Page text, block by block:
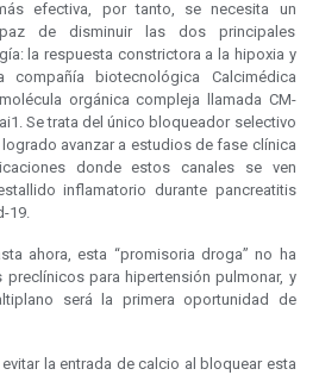
efectiva, por tanto, se necesita un
de disminuir las dos principales
la respuesta constrictora a la hipoxia y
compañía biotecnológica Calcimédica
orgánica compleja llamada CM-
Se trata del único bloqueador selectivo
avanzar a estudios de fase clínica
donde estos canales se ven
inflamatorio durante pancreatitis
19.
ahora, esta “promisoria droga” no ha
para hipertensión pulmonar, y
será la primera oportunidad de
la entrada de calcio al bloquear esta